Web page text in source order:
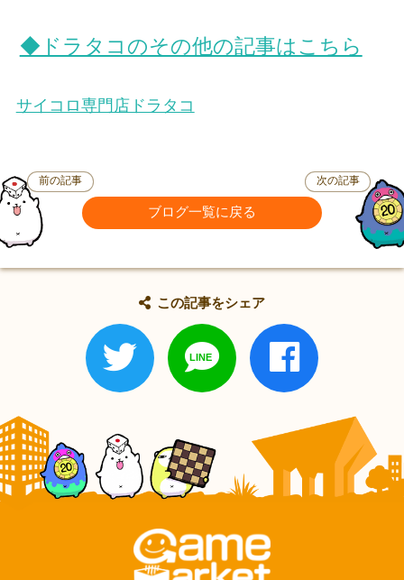
◆ドラタコのその他の記事はこちら
サイコロ専門店ドラタコ
前の記事
ブログ一覧に戻る
次の記事
この記事をシェア